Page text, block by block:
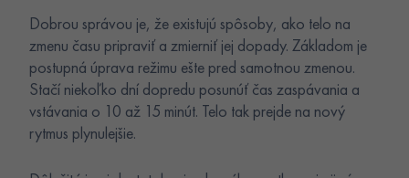
Dobrou správou je, že existujú spôsoby, ako telo na
zmenu času pripraviť a zmierniť jej dopady. Základom je
postupná úprava režimu ešte pred samotnou zmenou.
Stačí niekoľko dní dopredu posunúť čas zaspávania a
vstávania o 10 až 15 minút. Telo tak prejde na nový
rytmus plynulejšie.